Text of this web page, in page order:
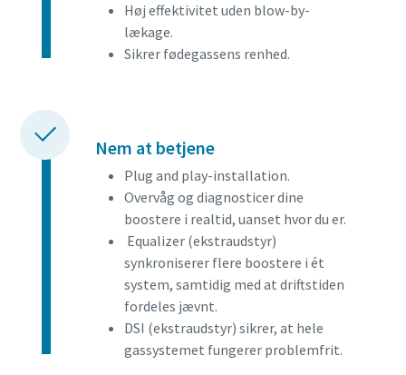
Høj effektivitet uden blow-by-
lækage.
Sikrer fødegassens renhed.
Nem at betjene
Plug and play-installation.
Overvåg og diagnosticer dine
boostere i realtid, uanset hvor du er.
Equalizer (ekstraudstyr)
synkroniserer flere boostere i ét
system, samtidig med at driftstiden
fordeles jævnt.
DSI (ekstraudstyr) sikrer, at hele
gassystemet fungerer problemfrit.